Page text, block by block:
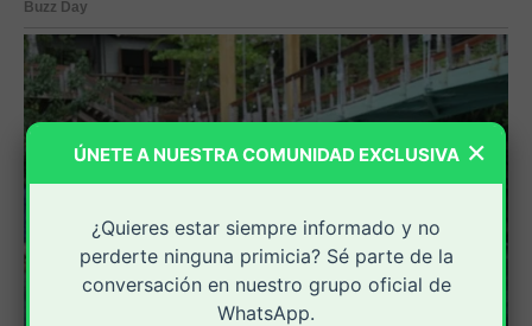
×
ÚNETE A NUESTRA COMUNIDAD EXCLUSIVA
¿Quieres estar siempre informado y no
perderte ninguna primicia? Sé parte de la
conversación en nuestro grupo oficial de
WhatsApp.